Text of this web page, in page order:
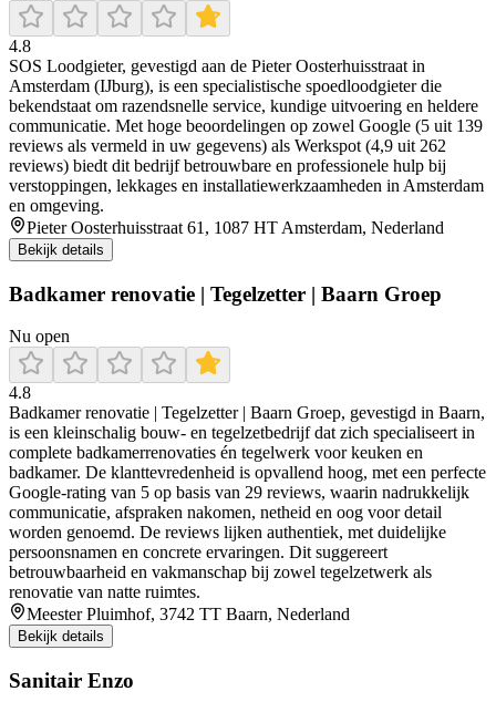
4.8
SOS Loodgieter, gevestigd aan de Pieter Oosterhuisstraat in
Amsterdam (IJburg), is een specialistische spoedloodgieter die
bekendstaat om razendsnelle service, kundige uitvoering en heldere
communicatie. Met hoge beoordelingen op zowel Google (5 uit 139
reviews als vermeld in uw gegevens) als Werkspot (4,9 uit 262
reviews) biedt dit bedrijf betrouwbare en professionele hulp bij
verstoppingen, lekkages en installatiewerkzaamheden in Amsterdam
en omgeving.
Pieter Oosterhuisstraat 61, 1087 HT Amsterdam, Nederland
Bekijk details
Badkamer renovatie | Tegelzetter | Baarn Groep
Nu open
4.8
Badkamer renovatie | Tegelzetter | Baarn Groep, gevestigd in Baarn,
is een kleinschalig bouw- en tegelzetbedrijf dat zich specialiseert in
complete badkamerrenovaties én tegelwerk voor keuken en
badkamer. De klanttevredenheid is opvallend hoog, met een perfecte
Google-rating van 5 op basis van 29 reviews, waarin nadrukkelijk
communicatie, afspraken nakomen, netheid en oog voor detail
worden genoemd. De reviews lijken authentiek, met duidelijke
persoonsnamen en concrete ervaringen. Dit suggereert
betrouwbaarheid en vakmanschap bij zowel tegelzetwerk als
renovatie van natte ruimtes.
Meester Pluimhof, 3742 TT Baarn, Nederland
Bekijk details
Sanitair Enzo